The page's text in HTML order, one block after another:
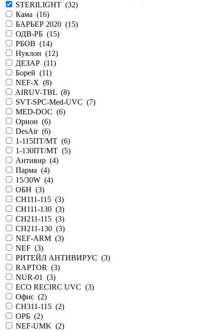
STERILIGHT (32)
Кама (16)
БАРЬЕР 2020 (15)
ОДВ-РБ (15)
РБОВ (14)
Нуклон (12)
ДЕЗАР (11)
Борей (11)
NEF-X (8)
AIRUV-TBL (8)
SVT-SPC-Med-UVC (7)
MED-DOC (6)
Орион (6)
DesAir (6)
1-115ПТ/МТ (6)
1-130ПТ/МТ (5)
Антивир (4)
Парма (4)
15/30W (4)
ОБН (3)
СH111-115 (3)
CH111-130 (3)
CH211-115 (3)
CH211-130 (3)
NEF-ARM (3)
NEF (3)
РИТЕЙЛ АНТИВИРУС (3)
RAPTOR (3)
NUR-01 (3)
ECO RECIRC UVC (3)
Офис (2)
CH311-115 (2)
ОРБ (2)
NEF-UMK (2)